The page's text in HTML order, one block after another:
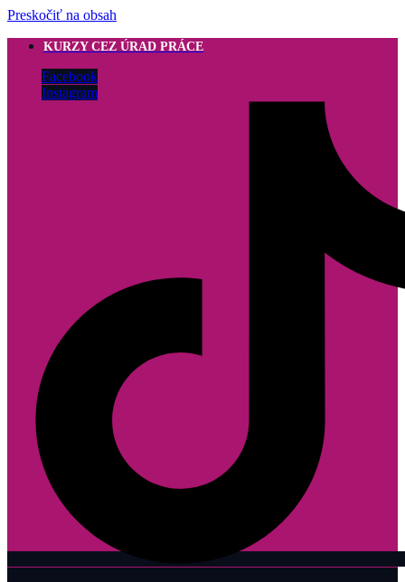
Preskočiť na obsah
KURZY CEZ ÚRAD PRÁCE
Facebook
Instagram